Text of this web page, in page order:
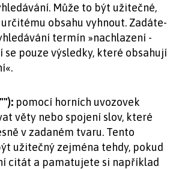
Může to být užitečné,
obsahu vyhnout. Zadáte-
termín »nachlazení -
se pouze výsledky, které obsahují
pomocí horních uvozovek
věty nebo spojení slov, které
v zadaném tvaru. Tento
užitečný zejména tehdy, pokud
citát a pamatujete si například